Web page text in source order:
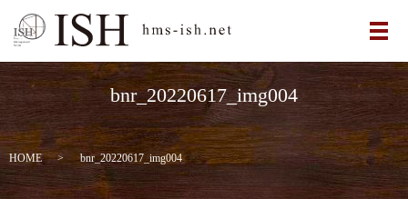
メ
bnr_20220617_img004
HOME bnr_20220617_img004